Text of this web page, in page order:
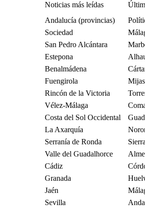
Noticias más leídas
Andalucía (provincias)
Sociedad
San Pedro Alcántara
Estepona
Benalmádena
Fuengirola
Mijas
Rincón de la Victoria
Vélez-Málaga
Costa del Sol Occidental
La Axarquía
Serranía de Ronda
Valle del Guadalhorce
Cádiz
Granada
Jaén
Sevilla